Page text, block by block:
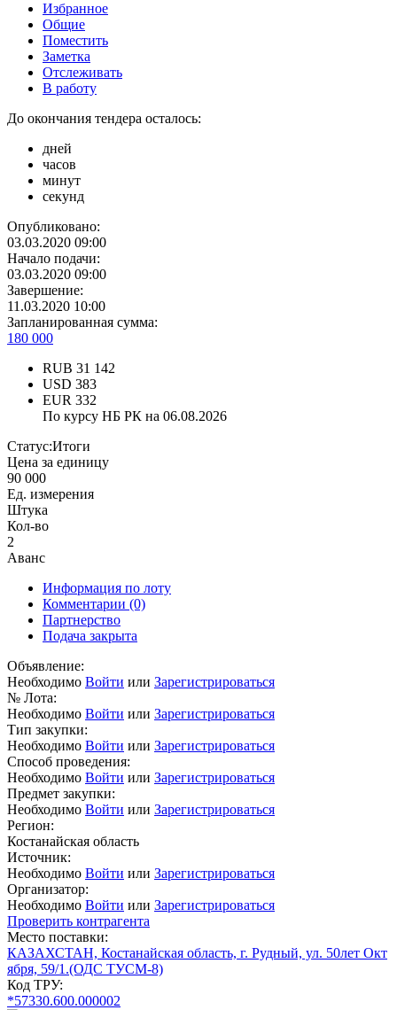
Избранное
Общие
Поместить
Заметка
Отслеживать
В работу
До окончания тендера осталось:
дней
часов
минут
секунд
Опубликовано:
03.03.2020 09:00
Начало подачи:
03.03.2020 09:00
Завершение:
11.03.2020 10:00
Запланированная сумма:
180 000
RUB 31 142
USD 383
EUR 332
По курсу НБ РК на 06.08.2026
Статус:Итоги
Цена за единицу
90 000
Ед. измерения
Штука
Кол-во
2
Аванс
Информация по лоту
Комментарии (0)
Партнерство
Подача закрыта
Объявление:
Необходимо Войти или Зарегистрироваться
№ Лота:
Необходимо Войти или Зарегистрироваться
Тип закупки:
Необходимо Войти или Зарегистрироваться
Способ проведения:
Необходимо Войти или Зарегистрироваться
Предмет закупки:
Необходимо Войти или Зарегистрироваться
Регион:
Костанайская область
Источник:
Необходимо Войти или Зарегистрироваться
Организатор:
Необходимо Войти или Зарегистрироваться
Проверить контрагента
Место поставки:
КАЗАХСТАН, Костанайская область, г. Рудный, ул. 50лет Окт
ября, 59/1.(ОДС ТУСМ-8)
Код ТРУ:
*57330.600.000002